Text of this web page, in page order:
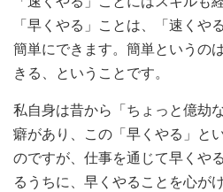
「早くやる」ことは、「速くや
簡単にできます。簡単というの
きる、ということです。
私自身は昔から「ちょっと億劫
癖があり、この「早くやる」と
のですが、仕事を通じて早くや
るうちに、早くやることを心が